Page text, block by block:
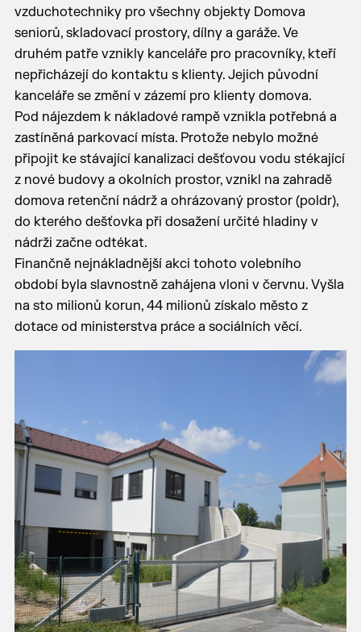
vzduchotechniky pro všechny objekty Domova
seniorů, skladovací prostory, dílny a garáže. Ve
druhém patře vznikly kanceláře pro pracovníky, kteří
nepřicházejí do kontaktu s klienty. Jejich původní
kanceláře se změní v zázemí pro klienty domova.
Pod nájezdem k nákladové rampě vznikla potřebná a
zastíněná parkovací místa. Protože nebylo možné
připojit ke stávající kanalizaci dešťovou vodu stékající
z nové budovy a okolních prostor, vznikl na zahradě
domova retenční nádrž a ohrázovaný prostor (poldr),
do kterého dešťovka při dosažení určité hladiny v
nádrži začne odtékat.
Finančně nejnákladnější akci tohoto volebního
období byla slavnostně zahájena vloni v červnu. Vyšla
na sto milionů korun, 44 milionů získalo město z
dotace od ministerstva práce a sociálních věcí.